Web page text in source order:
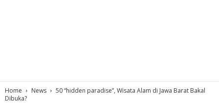
Home News
50 “hidden paradise”, Wisata Alam di Jawa Barat Bakal
Dibuka?